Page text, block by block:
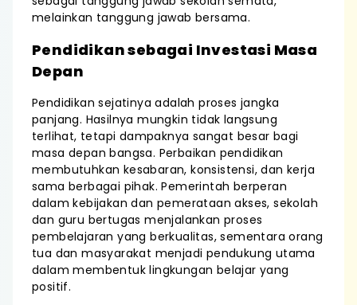
melainkan tanggung jawab bersama.
Pendidikan sebagai Investasi Masa
Depan
Pendidikan sejatinya adalah proses jangka
panjang. Hasilnya mungkin tidak langsung
terlihat, tetapi dampaknya sangat besar bagi
masa depan bangsa. Perbaikan pendidikan
membutuhkan kesabaran, konsistensi, dan kerja
sama berbagai pihak. Pemerintah berperan
dalam kebijakan dan pemerataan akses, sekolah
dan guru bertugas menjalankan proses
pembelajaran yang berkualitas, sementara orang
tua dan masyarakat menjadi pendukung utama
dalam membentuk lingkungan belajar yang
positif.